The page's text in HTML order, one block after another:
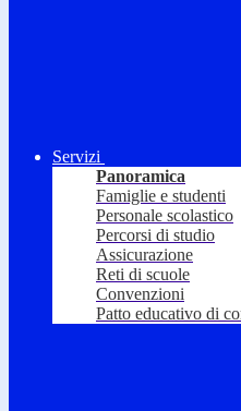
Servizi
Panoramica
Famiglie e studenti
Personale scolastico
Percorsi di studio
Assicurazione
Reti di scuole
Convenzioni
Patto educativo di